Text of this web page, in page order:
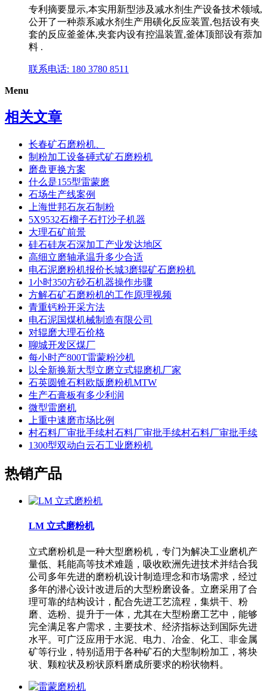
专利摘要显示,本实用新型涉及减水剂生产设备技术领域,
公开了一种萘系减水剂生产用磺化反应装置,包括设有夹
套的反应釜釜体,夹套内设有控温装置,釜体顶部设有萘加
料 .
联系电话: 180 3780 8511
Menu
相关文章
长春矿石磨粉机、
制粉加工设备硾式矿石磨粉机
磨盘更换方案
什么是155型雷蒙磨
石场生产线案例
上海世邦石灰石制粉
5X9532石榴子石打沙子机器
大理石矿前景
硅石硅灰石深加工产业发达地区
高细立磨轴承温升多少合适
电石泥磨粉机报价长城3磨辊矿石磨粉机
1小时350方砂石机器操作步骤
方解石矿石磨粉机的工作原理视频
青重钙粉开采方法
电石泥国煤机械制造有限公司
对辊磨大理石价格
聊城开发区煤厂
每小时产800T雷蒙粉沙机
以全新换新大型立磨立式辊磨机厂家
石英圆锥石料欧版磨粉机MTW
生产石膏板有多少利润
微型雷磨机
上重中速磨市场比例
村石料厂审批手续村石料厂审批手续村石料厂审批手续
1300型双动白云石工业磨粉机
热销产品
LM 立式磨粉机
立式磨粉机是一种大型磨粉机，专门为解决工业磨机产
量低、耗能高等技术难题，吸收欧洲先进技术并结合我
公司多年先进的磨粉机设计制造理念和市场需求，经过
多年的潜心设计改进后的大型粉磨设备。立磨采用了合
理可靠的结构设计，配合先进工艺流程，集烘干、粉
磨、选粉、提升于一体，尤其在大型粉磨工艺中，能够
完全满足客户需求，主要技术、经济指标达到国际先进
水平。可广泛应用于水泥、电力、冶金、化工、非金属
矿等行业，特别适用于各种矿石的大型制粉加工，将块
状、颗粒状及粉状原料磨成所要求的粉状物料。